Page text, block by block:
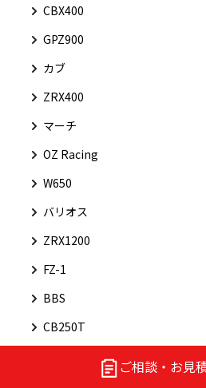
ご相談・お見
CBX400
GPZ900
カブ
ZRX400
マーチ
OZ Racing
W650
バリオス
ZRX1200
FZ-1
BBS
CB250T
トアイアンフ